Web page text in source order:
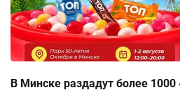
В Минске раздадут более